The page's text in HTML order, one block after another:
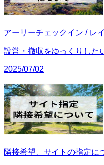
アーリーチェックイン / レ
設営・撤収をゆっくりした
2025/07/02
隣接希望、サイトの指定に